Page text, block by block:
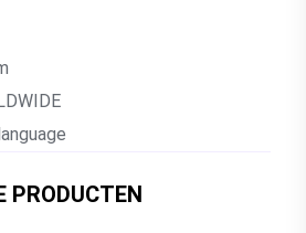
PRODUCTEN